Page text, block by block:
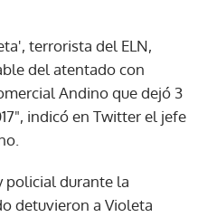
terrorista del ELN,
del atentado con
Andino que dejó 3
indicó en Twitter el jefe
policial durante la
detuvieron a Violeta